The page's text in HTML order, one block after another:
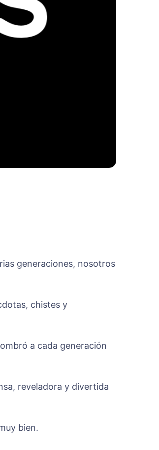
generaciones, nosotros
chistes y
a cada generación
reveladora y divertida
bien.